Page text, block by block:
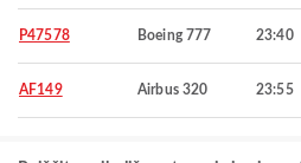
P47578 Boeing 777 23:40
AF149 Airbus 320 23:55